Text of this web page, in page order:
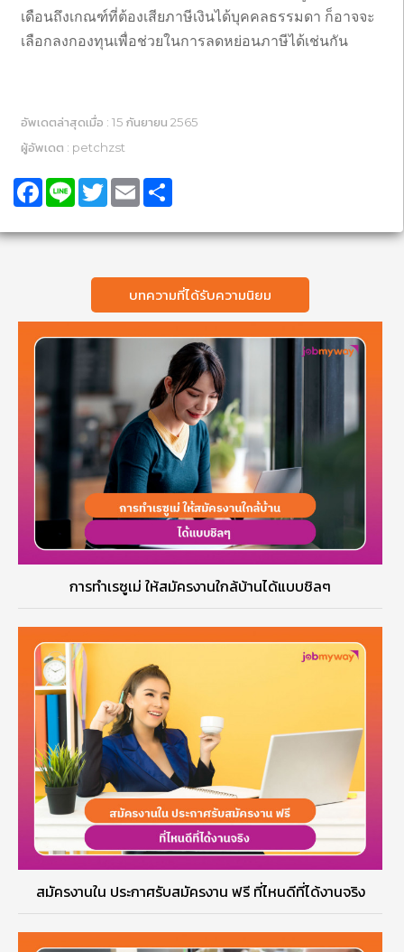
เดือนถึงเกณฑ์ที่ต้องเสียภาษีเงินได้บุคคลธรรมดา ก็อาจจะ
เลือกลงกองทุนเพื่อช่วยในการลดหย่อนภาษีได้เช่นกัน
อัพเดตล่าสุดเมื่อ : 15 กันยายน 2565
ผู้อัพเดต : petchzst
Facebook
Line TwitterEmail
บทความที่ได้รับความนิยม
การทำเรซูเม่ ให้สมัครงานใกล้บ้านได้แบบชิลๆ
สมัครงานใน ประกาศรับสมัครงาน ฟรี ที่ไหนดีที่ได้งานจริง